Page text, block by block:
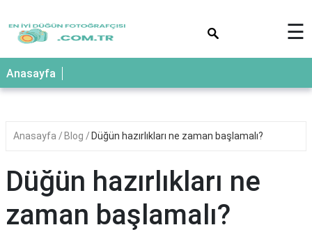
☰
Anasayfa
Anasayfa Blog Düğün hazırlıkları ne zaman başlamalı?
Düğün hazırlıkları ne
zaman başlamalı?